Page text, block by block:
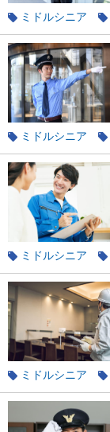
ミドルシニア
ミドルシニア
正社員
警備
ミドルシニア
マンション管理
ミドルシニア